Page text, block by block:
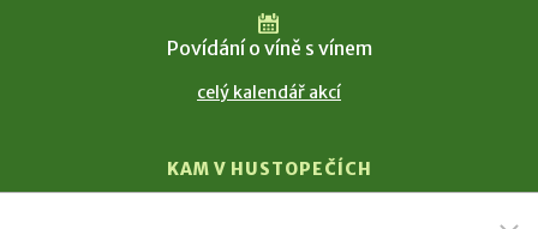
Povídání o víně s vínem
celý kalendář akcí
KAM V HUSTOPEČÍCH